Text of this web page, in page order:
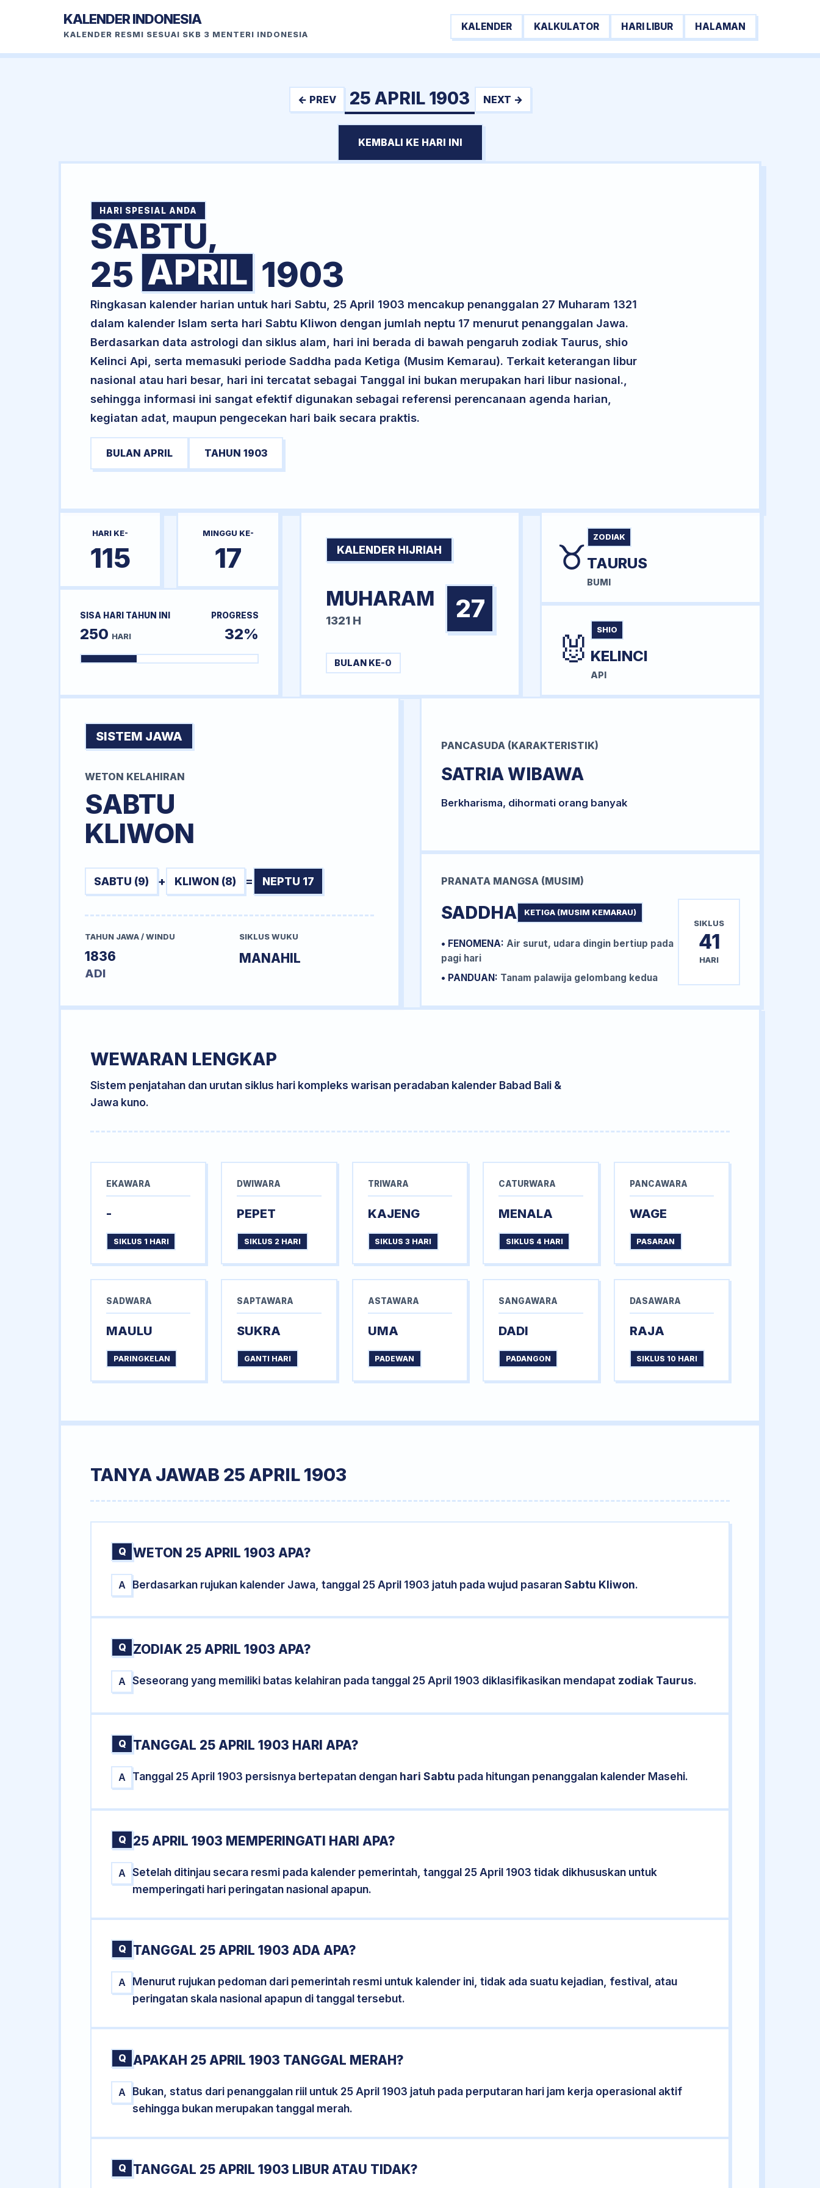
KALENDER INDONESIA
KALENDER RESMI SESUAI SKB 3 MENTERI INDONESIA
KALENDER KALKULATOR HARI LIBUR HALAMAN
← PREV 25 APRIL 1903 NEXT →
KEMBALI KE HARI INI
HARI SPESIAL ANDA
SABTU,
25 APRIL 1903
Ringkasan kalender harian untuk hari Sabtu, 25 April 1903 mencakup penanggalan 27 Muharam 1321
dalam kalender Islam serta hari Sabtu Kliwon dengan jumlah neptu 17 menurut penanggalan Jawa.
Berdasarkan data astrologi dan siklus alam, hari ini berada di bawah pengaruh zodiak Taurus, shio
Kelinci Api, serta memasuki periode Saddha pada Ketiga (Musim Kemarau). Terkait keterangan libur
nasional atau hari besar, hari ini tercatat sebagai Tanggal ini bukan merupakan hari libur nasional.,
sehingga informasi ini sangat efektif digunakan sebagai referensi perencanaan agenda harian,
kegiatan adat, maupun pengecekan hari baik secara praktis.
BULAN APRIL TAHUN 1903
HARI KE-
115
MINGGU KE-
17
SISA HARI TAHUN INI
250 HARI
PROGRESS
32%
KALENDER HIJRIAH
MUHARAM
1321 H 27
BULAN KE-0
♉ ZODIAK
TAURUS
BUMI
🐰 SHIO
KELINCI
API
SISTEM JAWA
WETON KELAHIRAN
SABTU
KLIWON
SABTU (9) + KLIWON (8) = NEPTU 17
TAHUN JAWA / WINDU
1836
ADI
SIKLUS WUKU
MANAHIL
PANCASUDA (KARAKTERISTIK)
SATRIA WIBAWA
Berkharisma, dihormati orang banyak
PRANATA MANGSA (MUSIM)
SADDHA KETIGA (MUSIM KEMARAU)
• FENOMENA: Air surut, udara dingin bertiup pada
pagi hari
• PANDUAN: Tanam palawija gelombang kedua
SIKLUS
41
HARI
WEWARAN LENGKAP
Sistem penjatahan dan urutan siklus hari kompleks warisan peradaban kalender Babad Bali &
Jawa kuno.
EKAWARA
-
SIKLUS 1 HARI
DWIWARA
PEPET
SIKLUS 2 HARI
TRIWARA
KAJENG
SIKLUS 3 HARI
CATURWARA
MENALA
SIKLUS 4 HARI
PANCAWARA
WAGE
PASARAN
SADWARA
MAULU
PARINGKELAN
SAPTAWARA
SUKRA
GANTI HARI
ASTAWARA
UMA
PADEWAN
SANGAWARA
DADI
PADANGON
DASAWARA
RAJA
SIKLUS 10 HARI
TANYA JAWAB 25 APRIL 1903
Q WETON 25 APRIL 1903 APA?
A Berdasarkan rujukan kalender Jawa, tanggal 25 April 1903 jatuh pada wujud pasaranSabtu Kliwon.
Q ZODIAK 25 APRIL 1903 APA?
A Seseorang yang memiliki batas kelahiran pada tanggal 25 April 1903 diklasifikasikan mendapat zodiak Taurus.
Q TANGGAL 25 APRIL 1903 HARI APA?
A Tanggal 25 April 1903 persisnya bertepatan dengan hari Sabtu pada hitungan penanggalan kalender Masehi.
Q 25 APRIL 1903 MEMPERINGATI HARI APA?
A
Setelah ditinjau secara resmi pada kalender pemerintah, tanggal 25 April 1903 tidak dikhususkan untuk
memperingati hari peringatan nasional apapun.
Q TANGGAL 25 APRIL 1903 ADA APA?
A
Menurut rujukan pedoman dari pemerintah resmi untuk kalender ini, tidak ada suatu kejadian, festival, atau
peringatan skala nasional apapun di tanggal tersebut.
Q APAKAH 25 APRIL 1903 TANGGAL MERAH?
A
Bukan, status dari penanggalan riil untuk 25 April 1903 jatuh pada perputaran hari jam kerja operasional aktif
sehingga bukan merupakan tanggal merah.
Q TANGGAL 25 APRIL 1903 LIBUR ATAU TIDAK?